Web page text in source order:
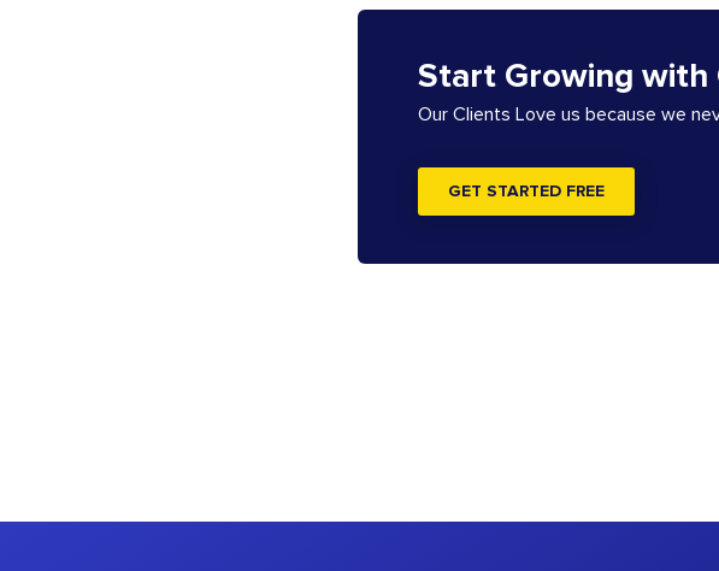
Start Growing with
Our Clients Love us because we
GET STARTED FREE